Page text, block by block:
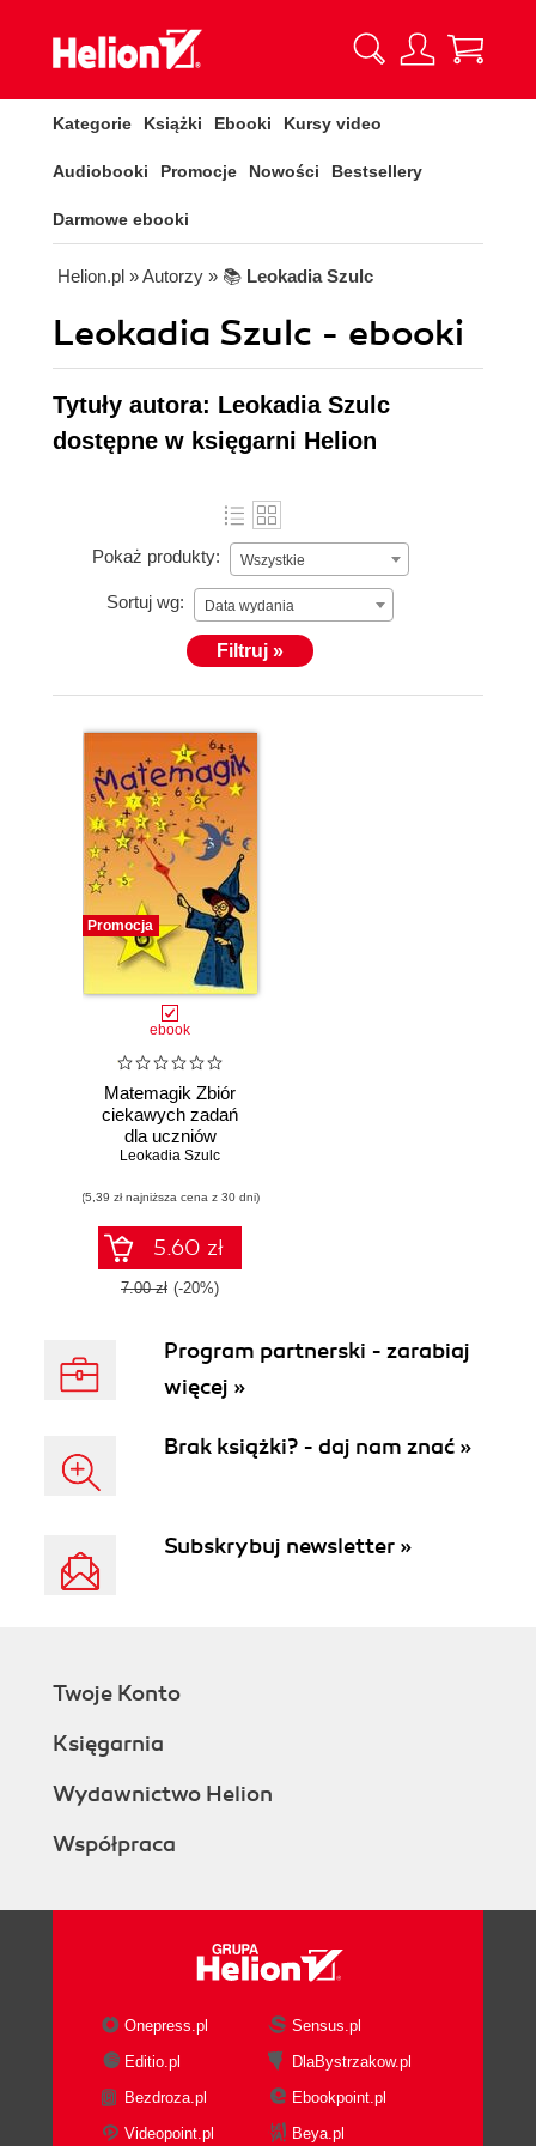
Kategorie Książki Ebooki Kursy video
Audiobooki Promocje Nowości Bestsellery
Darmowe ebooki
Helion.pl » Autorzy » 📚 Leokadia Szulc
Leokadia Szulc - ebooki
Tytuły autora: Leokadia Szulc
dostępne w księgarni Helion
Pokaż produkty: Wszystkie
Sortuj wg: Data wydania
Filtruj »
Promocja
ebook
Matemagik Zbiór
ciekawych zadań
dla uczniów
początkowych klas
podstawowej
Leokadia Szulc
(5,39 zł najniższa cena z 30 dni)
5.60 zł
7.00 zł (-20%)
Program partnerski - zarabiaj
więcej »
Brak książki? - daj nam znać »
Subskrybuj newsletter »
Twoje Konto
Księgarnia
Wydawnictwo Helion
Współpraca
Onepress.pl
Sensus.pl
Editio.pl
DlaBystrzakow.pl
Bezdroza.pl
Ebookpoint.pl
Videopoint.pl
Beya.pl